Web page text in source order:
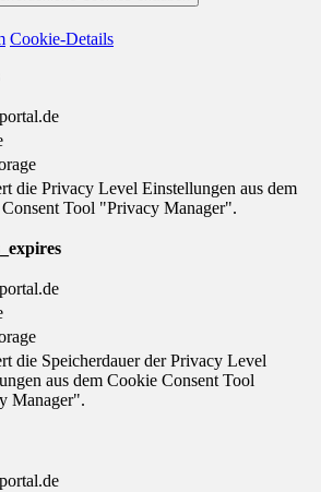
Cookie-Details
die Privacy Level Einstellungen aus dem
Tool "Privacy Manager".
die Speicherdauer der Privacy Level
aus dem Cookie Consent Tool
Manager".